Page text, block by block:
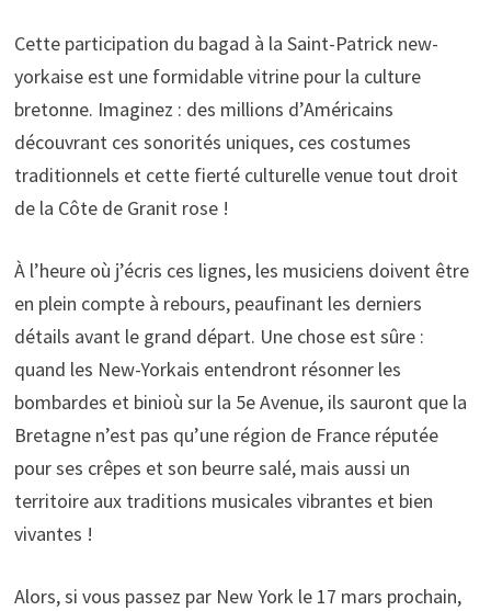
Cette participation du bagad à la Saint-Patrick new-
yorkaise est une formidable vitrine pour la culture
bretonne. Imaginez : des millions d’Américains
découvrant ces sonorités uniques, ces costumes
traditionnels et cette fierté culturelle venue tout droit
de la Côte de Granit rose !
À l’heure où j’écris ces lignes, les musiciens doivent être
en plein compte à rebours, peaufinant les derniers
détails avant le grand départ. Une chose est sûre :
quand les New-Yorkais entendront résonner les
bombardes et binioù sur la 5e Avenue, ils sauront que la
Bretagne n’est pas qu’une région de France réputée
pour ses crêpes et son beurre salé, mais aussi un
territoire aux traditions musicales vibrantes et bien
vivantes !
Alors, si vous passez par New York le 17 mars prochain,